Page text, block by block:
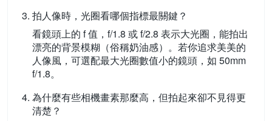
拍人像時，光圈看哪個指標最關鍵？
看鏡頭上的 f 值，f/1.8 或 f/2.8 表示大光圈，能拍出
漂亮的背景模糊（俗稱奶油感）。若你追求美美的
人像風，可選配最大光圈數值小的鏡頭，如 50mm
f/1.8。
為什麼有些相機畫素那麼高，但拍起來卻不見得更
清楚？